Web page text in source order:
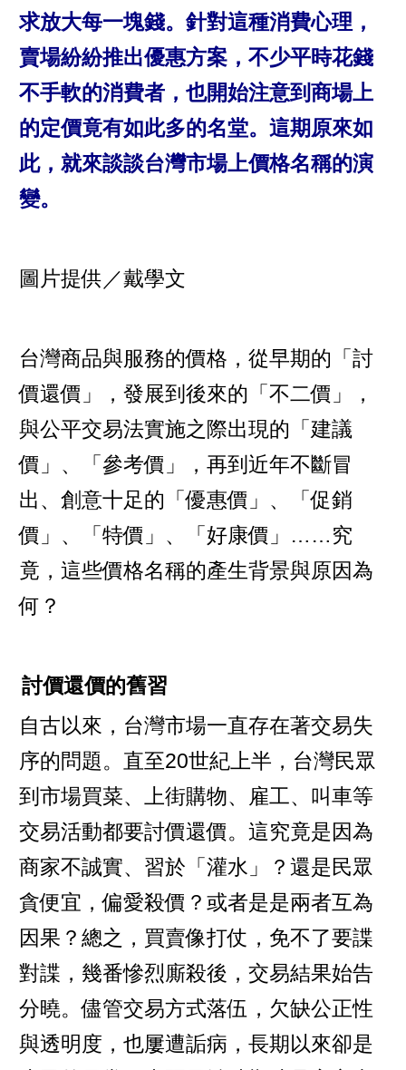
求放大每一塊錢。針對這種消費心理，
賣場紛紛推出優惠方案，不少平時花錢
不手軟的消費者，也開始注意到商場上
的定價竟有如此多的名堂。這期原來如
此，就來談談台灣市場上價格名稱的演
變。
圖片提供／戴學文
台灣商品與服務的價格，從早期的「討
價還價」，發展到後來的「不二價」，
與公平交易法實施之際出現的「建議
價」、「參考價」，再到近年不斷冒
出、創意十足的「優惠價」、「促銷
價」、「特價」、「好康價」……究
竟，這些價格名稱的產生背景與原因為
何？
討價還價的舊習
自古以來，台灣市場一直存在著交易失
序的問題。直至20世紀上半，台灣民眾
到市場買菜、上街購物、雇工、叫車等
交易活動都要討價還價。這究竟是因為
商家不誠實、習於「灌水」？還是民眾
貪便宜，偏愛殺價？或者是是兩者互為
因果？總之，買賣像打仗，免不了要諜
對諜，幾番慘烈廝殺後，交易結果始告
分曉。儘管交易方式落伍，欠缺公正性
與透明度，也屢遭詬病，長期以來卻是